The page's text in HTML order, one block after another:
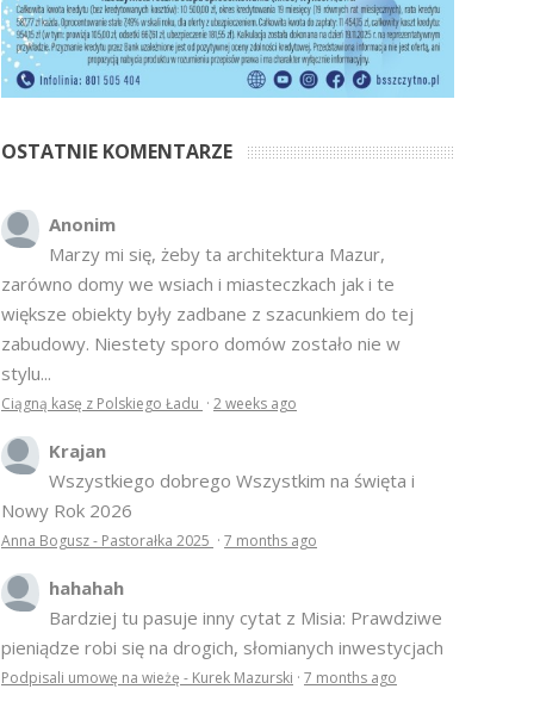
OSTATNIE KOMENTARZE
Anonim
Marzy mi się, żeby ta architektura Mazur,
zarówno domy we wsiach i miasteczkach jak i te
większe obiekty były zadbane z szacunkiem do tej
zabudowy. Niestety sporo domów zostało nie w
stylu...
Ciągną kasę z Polskiego Ładu · 2 weeks ago
Krajan
Wszystkiego dobrego Wszystkim na święta i
Nowy Rok 2026
Anna Bogusz - Pastorałka 2025 · 7 months ago
hahahah
Bardziej tu pasuje inny cytat z Misia: Prawdziwe
pieniądze robi się na drogich, słomianych inwestycjach
Podpisali umowę na wieżę - Kurek Mazurski · 7 months ago